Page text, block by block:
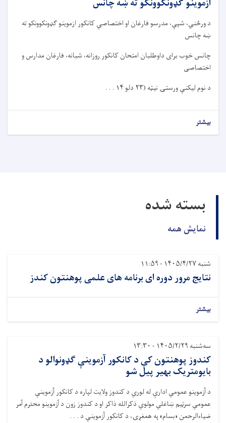
ازموینو گډونکوونکو ته ښه چانس
د ورځني، شپې، مدرسو فارغان او اختصاصي کانکور ازموینو گډونکوونکو ته
ښه چانس
چانس خوب برای داوطلبان امتحان کانکور روزانه، شبانه، فارغان مدارس و
اختصاصی
د نوم لیکنې ورستۍ نیټه (۲۳ دلو۱۴ . . .
بیشتر
بسته شده
نمایش همه
شنبه ۱۴۰۵/۴/۲۷ - ۱۱:۵۹
نتایج مرور دوره ای برنامه های علمی پوهنتون کندز
بیشتر
سه‌شنبه ۱۴۰۵/۲/۲۹ - ۱۳:۳۰
کندوز پوهنتون کې د کانکور آزموینې ګډونوالو د
بایومتریک بهیر پیل شو
د آزموینو عمومي ادارې له لوري د کندوز ولایت لپاره د کانکور آزموینې
عمومي سرټیم ښاغلي مولوي ذکرالله ذاکر او د کندوز زون د آزموینو محترم آمر
ضیاءالرحمن «بسام» په همغږۍ، د کانکور آزموینې د . . .